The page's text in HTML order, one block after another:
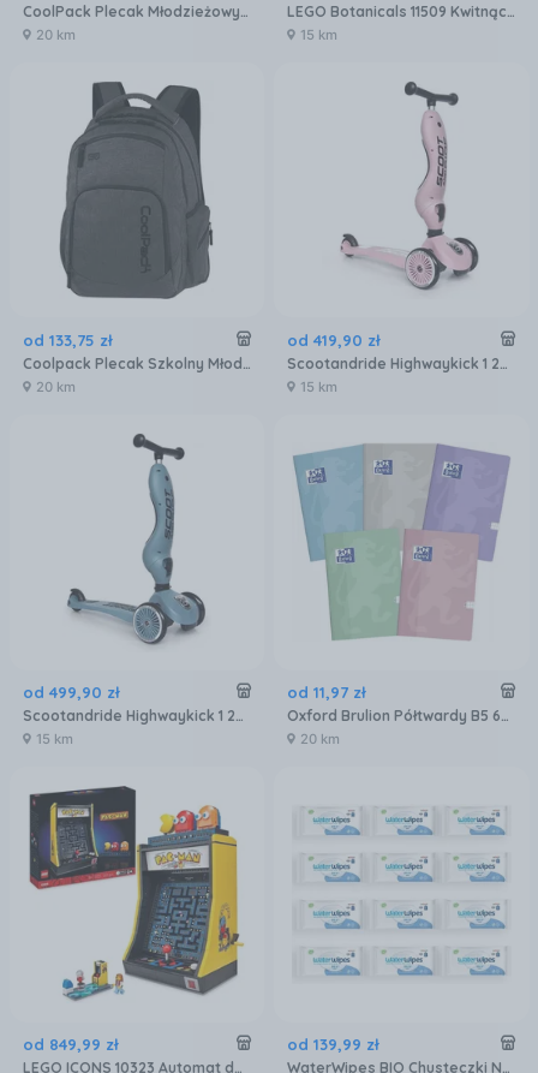
CoolPack Plecak Młodzieżowy Gradient Blueberry
20 km
LEGO Botanicals 11509 Kwitnący kaktus
15 km
od 133,75 zł
Coolpack Plecak Szkolny Młodzieżowy Break Black
20 km
od 419,90 zł
Scootandride Highwaykick 1 2w1 Jeździk I Hulajnoga Rose
15 km
od 499,90 zł
Scootandride Highwaykick 1 2w1 Jeździk I Hulajnoga Steel
15 km
od 11,97 zł
Oxford Brulion Półtwardy B5 60K Touch 5 Kol.
20 km
od 849,99 zł
LEGO ICONS 10323 Automat do gry Pac-Man
od 139,99 zł
WaterWipes BIO Chusteczki Nawilżane 99,9% Wody 12x60 szt.